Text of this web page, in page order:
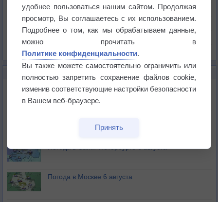
Давление
Осадки
Список всех карт
Погода в Екатеринбурге 6 августа
Погода в Санкт-Петербурге 6 августа
Погода в Москве 6 августа
удобнее пользоваться нашим сайтом. Продолжая
просмотр, Вы соглашаетесь с их использованием.
Подробнее о том, как мы обрабатываем данные,
можно прочитать в
Политике конфиденциальности.
Вы также можете самостоятельно ограничить или
полностью запретить сохранение файлов cookie,
изменив соответствующие настройки безопасности
в Вашем веб-браузере.
Принять